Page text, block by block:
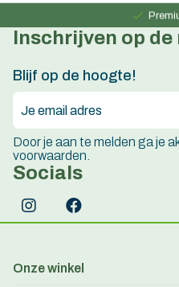
Inschrijven op
Blijf op de hoogte!
Door je aan te melden ga je
voorwaarden.
Socials
Onze winkel